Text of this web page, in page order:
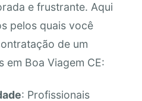
e frustrante. Aqui
pelos quais você
de um
em Boa Viagem CE:
: Profissionais